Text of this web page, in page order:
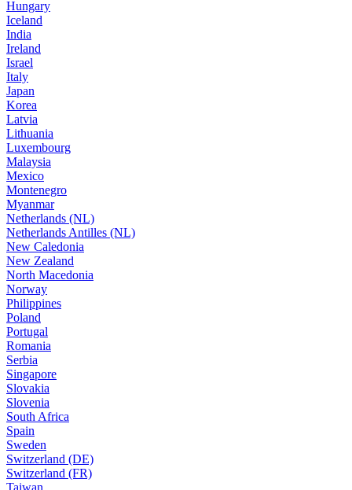
Hungary
Iceland
India
Ireland
Israel
Italy
Japan
Korea
Latvia
Lithuania
Luxembourg
Malaysia
Mexico
Montenegro
Myanmar
Netherlands (NL)
Netherlands Antilles (NL)
New Caledonia
New Zealand
North Macedonia
Norway
Philippines
Poland
Portugal
Romania
Serbia
Singapore
Slovakia
Slovenia
South Africa
Spain
Sweden
Switzerland (DE)
Switzerland (FR)
Taiwan